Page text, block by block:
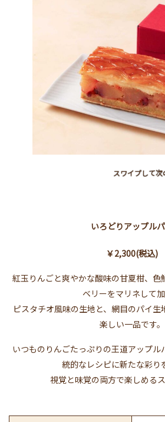
スワイプして
いろどりアップル
￥2,300(税込)
紅玉りんごと爽やかな酸味の甘夏柑、色
ベリーをマリネして加
ピスタチオ風味の生地と、網目のパイ生
楽しい一品です。
いつものりんごたっぷりの王道アップル
統的なレシピに新たな彩り
視覚と味覚の両方で楽しめるス